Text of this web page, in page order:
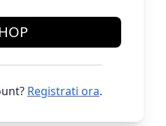
Registrati ora.